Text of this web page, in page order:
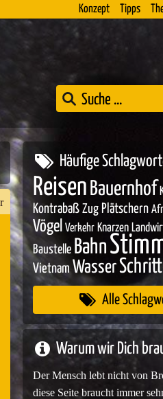
Konzept Tipps
Häufige
Reisen Bauernhof
Kontrabaß Zug Plätschern
Vögel Verkehr Knarzen
Baustelle Bahn
Vietnam Wasser
Alle
Warum wir Dich
Der Mensch lebt nicht von
diese Seite braucht immer